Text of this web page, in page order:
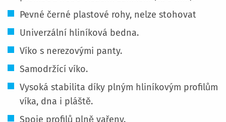
Pevné černé plastové rohy, nelze stohovat
Univerzální hliníková bedna.
Víko s nerezovými panty.
Samodržící víko.
Vysoká stabilita díky plným hliníkovým profilům
víka, dna i pláště.
Spoje profilů plně vařeny.